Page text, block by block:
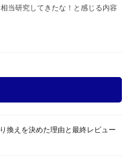
当研究してきたな！と感じる内容
換えを決めた理由と最終レビュー